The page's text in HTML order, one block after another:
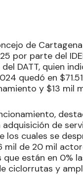
de
por parte del
DATT, quien
quedó en
y $13 mil
de
los cuales se
de 20 mil
están en 0%
ciclorrutas y